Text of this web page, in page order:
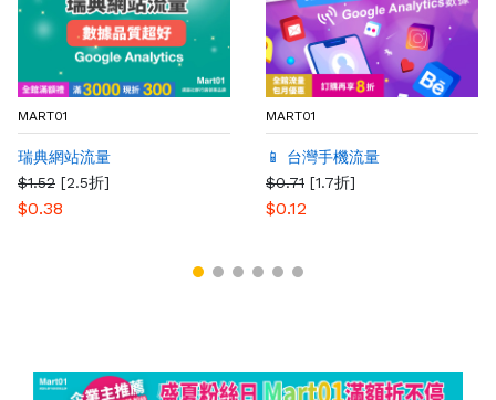
MART01
瑞典網站流量
$1.52 [2.5折]
$0.38
MART01
📱 台灣手機流量
$0.71 [1.7折]
$0.12